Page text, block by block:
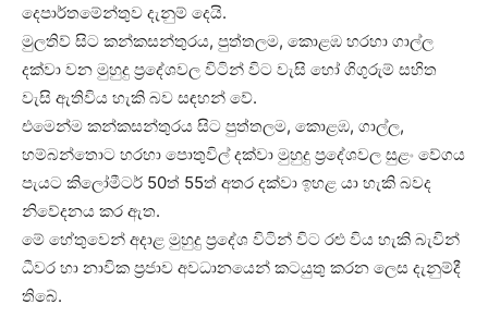
දෙපාර්තමේන්තුව දැනුම් දෙයි.
මුලතිව් සිට කන්කසන්තුරය, පුත්තලම, කොළඹ හරහා ගාල්ල
දක්වා වන මුහුදු ප්‍රදේශවල විටින් විට වැසි හෝ ගිගුරුම් සහිත
වැසි ඇතිවිය හැකි බව සඳහන් වේ.
එමෙන්ම කන්කසන්තුරය සිට පුත්තලම, කොළඹ, ගාල්ල,
හම්බන්තොට හරහා පොතුවිල් දක්වා මුහුදු ප්‍රදේශවල සුළං වේගය
පැයට කිලෝමීටර් 50ත් 55ත් අතර දක්වා ඉහළ යා හැකි බවද
නිවේදනය කර ඇත.
මේ හේතුවෙන් අදාළ මුහුදු ප්‍රදේශ විටින් විට රළු විය හැකි බැවින්
ධීවර හා නාවික ප්‍රජාව අවධානයෙන් කටයුතු කරන ලෙස දැනුම්දී
තිබේ.